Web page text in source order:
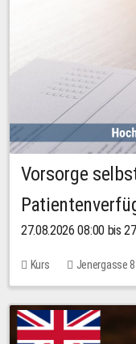
Vorsorge
27.08.2026 08:00 bis
Kurs
Jenergasse
Keine freien Plätze